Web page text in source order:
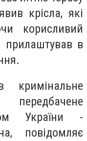
крісла, які
корисливий
прилаштував в
України -
повідомляє